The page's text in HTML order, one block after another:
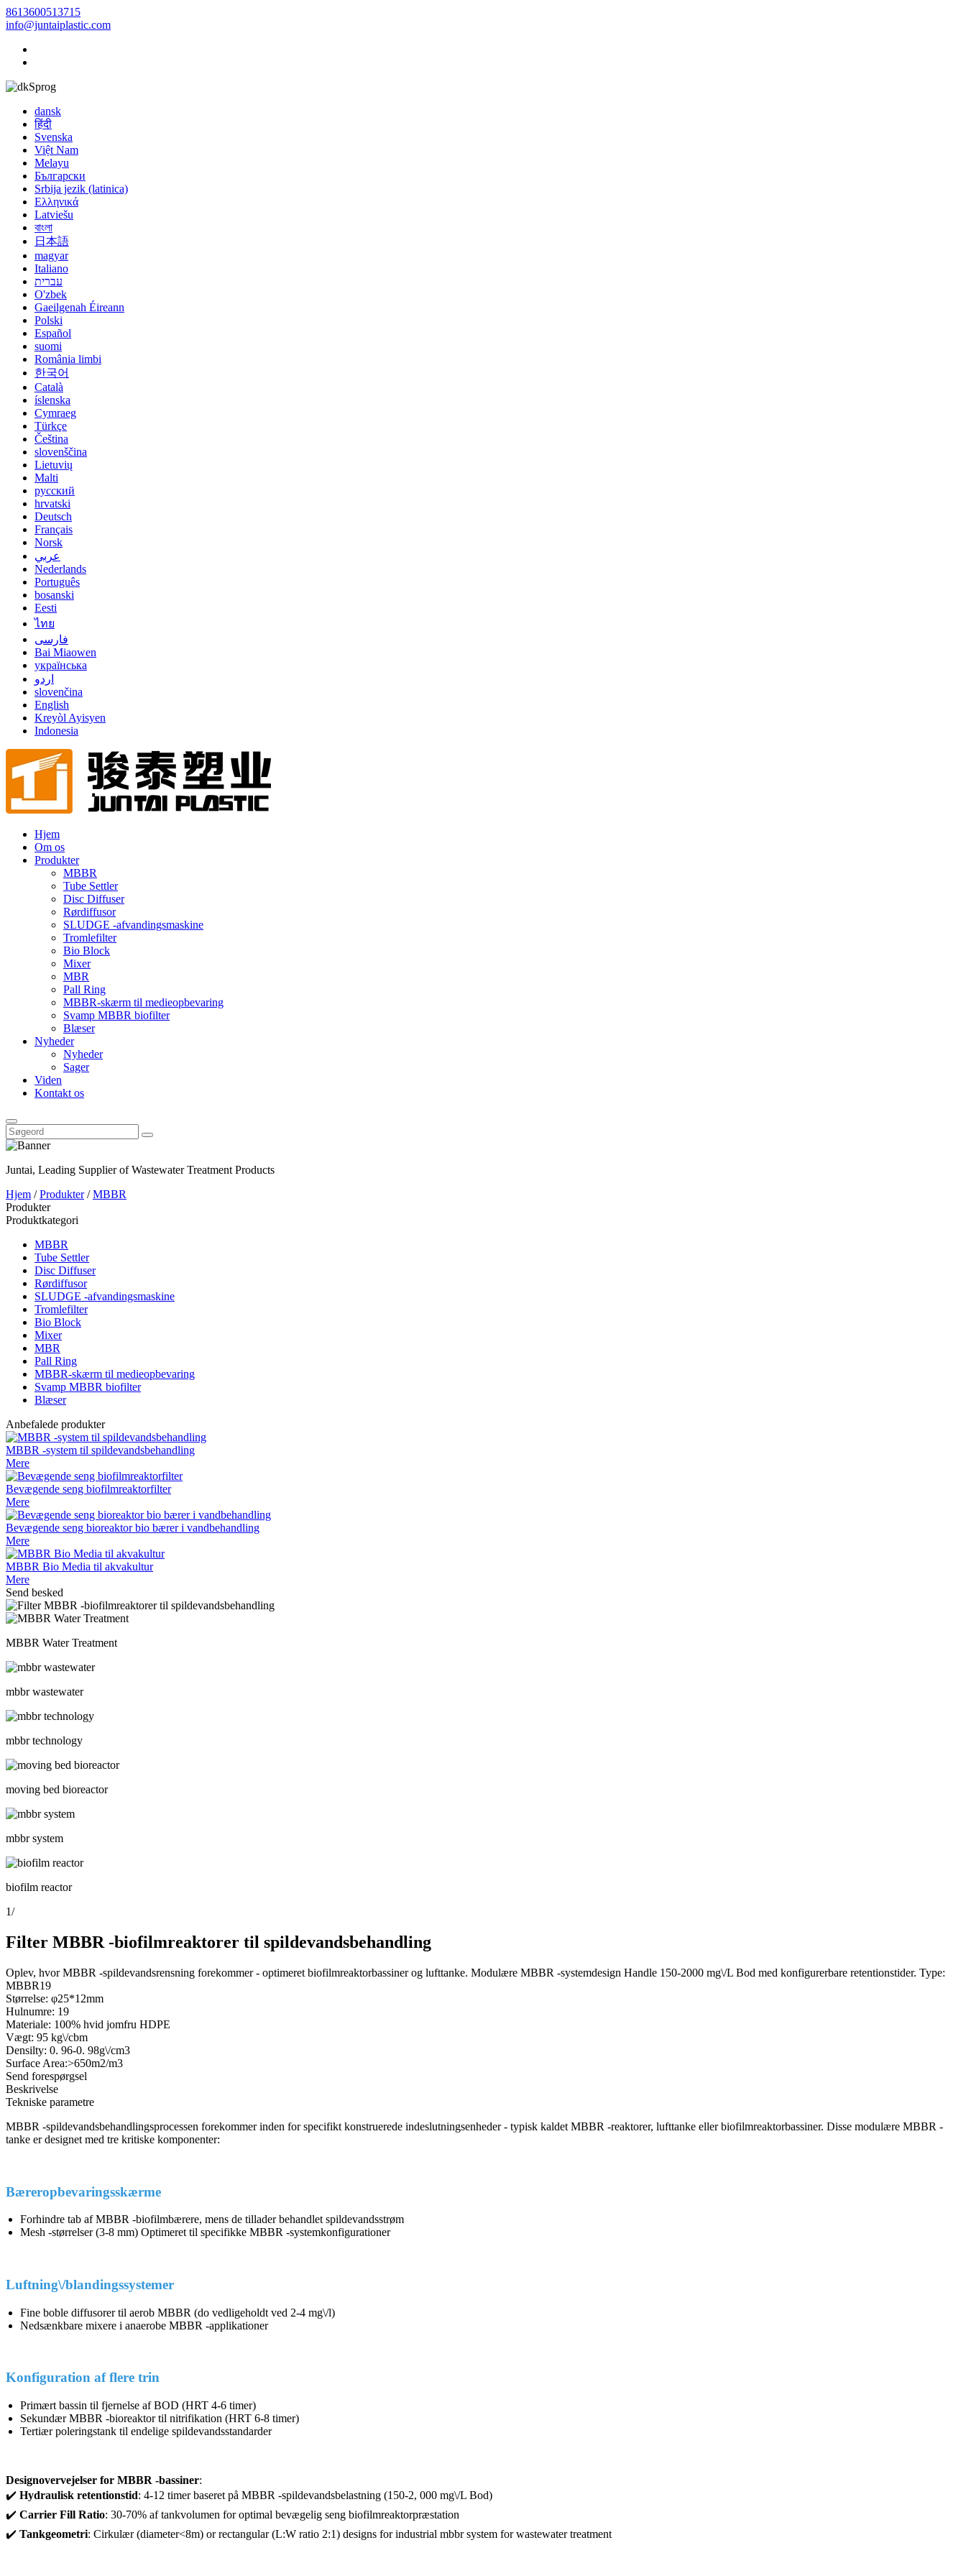
8613600513715
info@juntaiplastic.com
Sprog
dansk
हिंदी
Svenska
Việt Nam
Melayu
Български
Srbija jezik (latinica)
Ελληνικά
Latviešu
বাংলা
日本語
magyar
Italiano
עברית
O'zbek
Gaeilgenah Éireann
Polski
Español
suomi
România limbi
한국어
Català
íslenska
Cymraeg
Türkçe
Čeština
slovenščina
Lietuvių
Malti
русский
hrvatski
Deutsch
Français
Norsk
عربي
Nederlands
Português
bosanski
Eesti
ไทย
فارسی
Bai Miaowen
українська
اردو
slovenčina
English
Kreyòl Ayisyen
Indonesia
Hjem
Om os
Produkter
MBBR
Tube Settler
Disc Diffuser
Rørdiffusor
SLUDGE -afvandingsmaskine
Tromlefilter
Bio Block
Mixer
MBR
Pall Ring
MBBR-skærm til medieopbevaring
Svamp MBBR biofilter
Blæser
Nyheder
Nyheder
Sager
Viden
Kontakt os
Juntai, Leading Supplier of Wastewater Treatment Products
Hjem /Produkter/MBBR
Produkter
Produktkategori
MBBR
Tube Settler
Disc Diffuser
Rørdiffusor
SLUDGE -afvandingsmaskine
Tromlefilter
Bio Block
Mixer
MBR
Pall Ring
MBBR-skærm til medieopbevaring
Svamp MBBR biofilter
Blæser
Anbefalede produkter
MBBR -system til spildevandsbehandling
Mere
Bevægende seng biofilmreaktorfilter
Mere
Bevægende seng bioreaktor bio bærer i vandbehandling
Mere
MBBR Bio Media til akvakultur
Mere
Send besked
MBBR Water Treatment
mbbr wastewater
mbbr technology
moving bed bioreactor
mbbr system
biofilm reactor
1/
Filter MBBR -biofilmreaktorer til spildevandsbehandling
Oplev, hvor MBBR -spildevandsrensning forekommer - optimeret biofilmreaktorbassiner og lufttanke. Modulære MBBR -systemdesign Handle 150-2000 mg\/L Bod med konfigurerbare retentionstider. Type:
MBBR19
Størrelse: φ25*12mm
Hulnumre: 19
Materiale: 100% hvid jomfru HDPE
Vægt: 95 kg\/cbm
Densilty: 0. 96-0. 98g\/cm3
Surface Area:>650m2/m3
Send forespørgsel
Beskrivelse
Tekniske parametre
MBBR -spildevandsbehandlingsprocessen forekommer inden for specifikt konstruerede indeslutningsenheder - typisk kaldet MBBR -reaktorer, lufttanke eller biofilmreaktorbassiner. Disse modulære MBBR -
tanke er designet med tre kritiske komponenter:
Bæreropbevaringsskærme
Forhindre tab af MBBR -biofilmbærere, mens de tillader behandlet spildevandsstrøm
Mesh -størrelser (3-8 mm) Optimeret til specifikke MBBR -systemkonfigurationer
Luftning\/blandingssystemer
Fine boble diffusorer til aerob MBBR (do vedligeholdt ved 2-4 mg\/l)
Nedsænkbare mixere i anaerobe MBBR -applikationer
Konfiguration af flere trin
Primært bassin til fjernelse af BOD (HRT 4-6 timer)
Sekundær MBBR -bioreaktor til nitrifikation (HRT 6-8 timer)
Tertiær poleringstank til endelige spildevandsstandarder
Designovervejelser for MBBR -bassiner:
✔️ Hydraulisk retentionstid: 4-12 timer baseret på MBBR -spildevandsbelastning (150-2, 000 mg\/L Bod)
✔️ Carrier Fill Ratio: 30-70% af tankvolumen for optimal bevægelig seng biofilmreaktorpræstation
✔️ Tankgeometri: Cirkulær (diameter<8m) or rectangular (L:W ratio 2:1) designs for industrial mbbr system for wastewater treatment